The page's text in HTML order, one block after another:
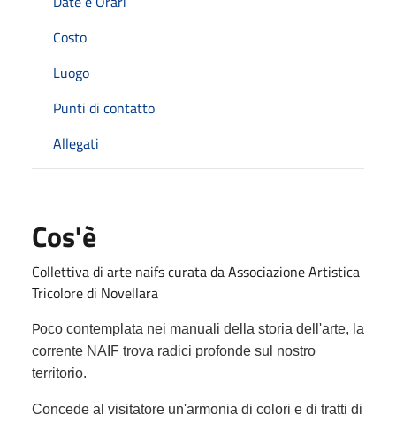
Costo
Luogo
Punti di contatto
Allegati
Cos'è
Collettiva di arte naifs curata da Associazione Artistica
Tricolore di Novellara
Poco contemplata nei manuali della storia dell'arte, la
corrente NAIF trova radici profonde sul nostro
territorio.
Concede al visitatore un'armonia di colori e di tratti di